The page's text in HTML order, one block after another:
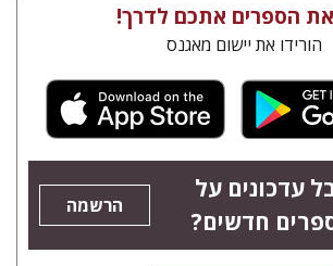
הספרים אתכם לדרך!
הורידו את יישום מאגנס
עדכונים על
חדשים?
הרשמה